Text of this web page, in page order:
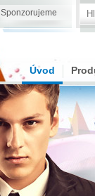
Sponzorujeme
Úvod